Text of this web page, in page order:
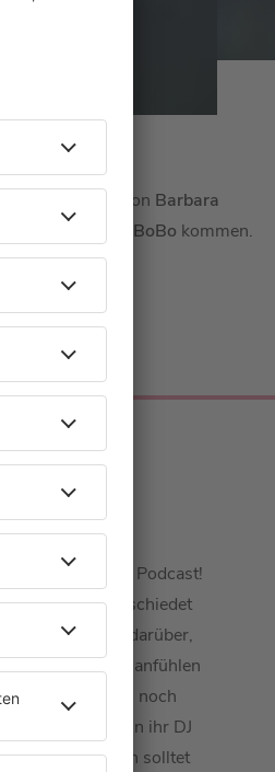
“ von Barbara
von DJ BoBo kommen.
ist bei uns im Podcast!
Chalet verabschiedet
Er spricht darüber,
eine "Pflicht" anfühlen
Jahren trotzdem noch
zu haben. Wenn ihr DJ
wollt, dann solltet